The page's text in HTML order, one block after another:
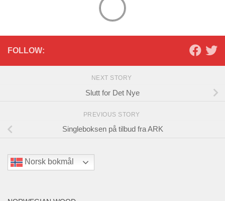
FOLLOW:
NEXT STORY
Slutt for Det Nye
PREVIOUS STORY
Singleboksen på tilbud fra ARK
Norsk bokmål